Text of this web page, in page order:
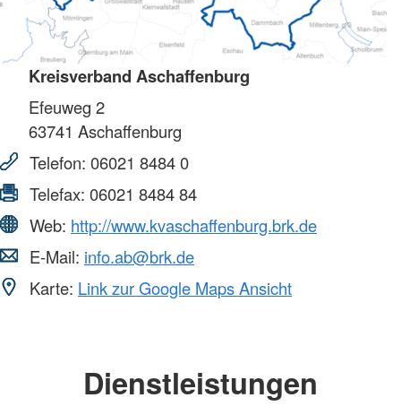
Kreisverband Aschaffenburg
Efeuweg 2
63741 Aschaffenburg
Telefon: 06021 8484 0
Telefax: 06021 8484 84
Web: http://www.kvaschaffenburg.brk.de
E-Mail: info.ab@brk.de
Karte: Link zur Google Maps Ansicht
Dienstleistungen